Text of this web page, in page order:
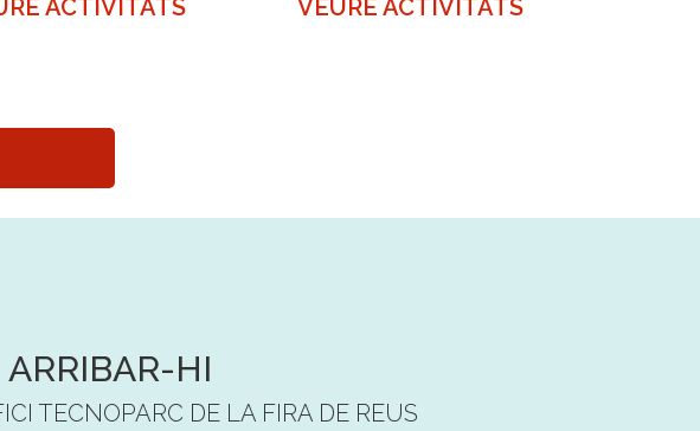
ACTIVITATS VEURE ACTIVITATS
ARRIBAR-HI
TECNOPARC DE LA FIRA DE REUS